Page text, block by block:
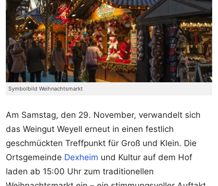
Symbolbild Weihnachtsmarkt
Am Samstag, den 29. November, verwandelt sich
das Weingut Weyell erneut in einen festlich
geschmückten Treffpunkt für Groß und Klein. Die
Ortsgemeinde Dexheim und Kultur auf dem Hof
laden ab 15:00 Uhr zum traditionellen